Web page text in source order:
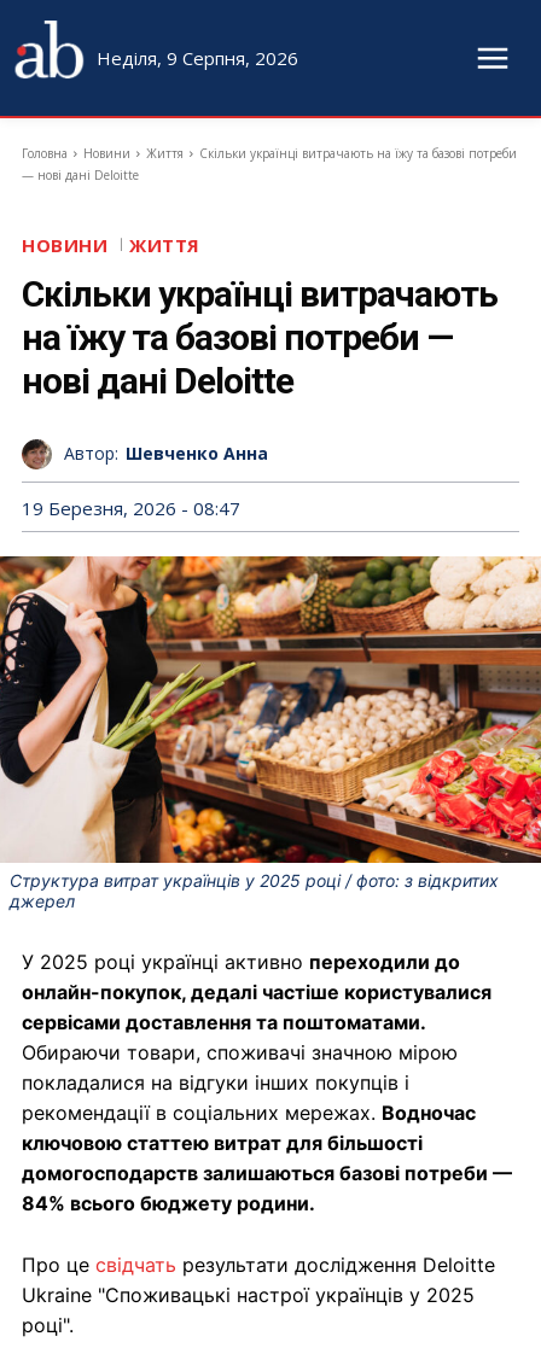
Неділя, 9 Серпня, 2026
Головна Новини Життя
Скільки українці витрачають на їжу та базові потреби
— нові дані Deloitte
НОВИНИ ЖИТТЯ
Скільки українці витрачають
на їжу та базові потреби —
нові дані Deloitte
Автор: Шевченко Анна
19 Березня, 2026 - 08:47
Структура витрат українців у 2025 році / фото: з відкритих
джерел
У 2025 році українці активно переходили до
онлайн-покупок, дедалі частіше користувалися
сервісами доставлення та поштоматами.
Обираючи товари, споживачі значною мірою
покладалися на відгуки інших покупців і
рекомендації в соціальних мережах. Водночас
ключовою статтею витрат для більшості
домогосподарств залишаються базові потреби —
84% всього бюджету родини.
Про це свідчать результати дослідження Deloitte
Ukraine "Споживацькі настрої українців у 2025
році".